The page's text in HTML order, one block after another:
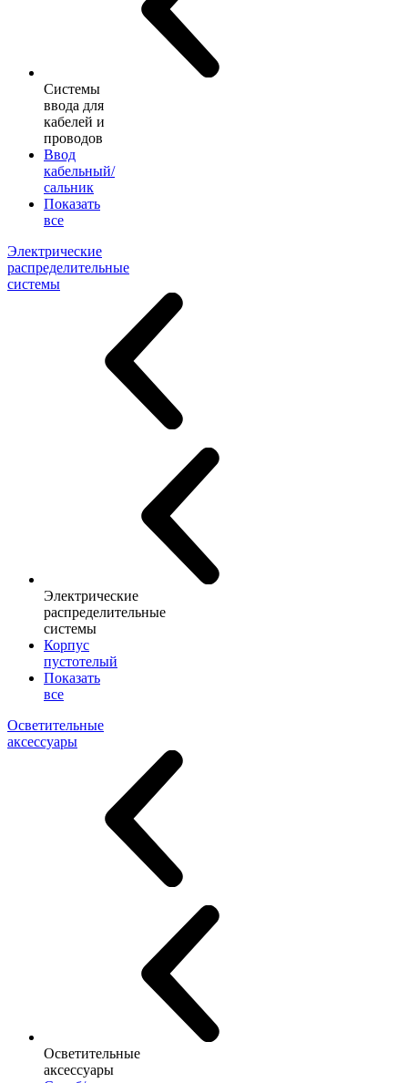
Системы
ввода для
кабелей и
проводов
Ввод
кабельный/
сальник
Показать
все
Электрические
распределительные
системы
Электрические
распределительные
системы
Корпус
пустотелый
Показать
все
Осветительные
аксессуары
Осветительные
аксессуары